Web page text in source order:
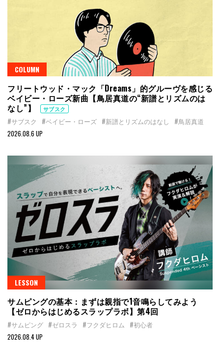
COLUMN
フリートウッド・マック「Dreams」的グルーヴを感じる
ベイビー・ローズ新曲【鳥居真道の“新譜とリズムのは
なし”】
サブスク
#サブスク #ベイビー・ローズ #新譜とリズムのはなし
#鳥居真道
2026.08.6 UP
LESSON
サムピングの基本：まずは親指で1音鳴らしてみよう
【ゼロからはじめるスラップラボ】第4回
#サムピング #ゼロスラ #フクダヒロム
#初心者
2026.08.4 UP